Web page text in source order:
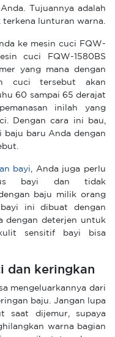
Tujuannya adalah
lunturan warna.
ke mesin cuci FQW-
cuci FQW-1580BS
yang mana dengan
cuci tersebut akan
60 sampai 65 derajat
inilah yang
Dengan cara ini bau,
baju baru Anda dengan
bayi , Anda juga perlu
bayi dan tidak
baju milik orang
bayi ini dibuat dengan
dengan deterjen untuk
sensitif bayi bisa
dan keringkan
mengeluarkannya dari
baju. Jangan lupa
saat dijemur, supaya
warna bagian